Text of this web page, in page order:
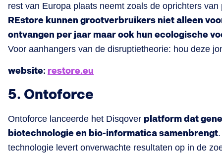
rest van Europa plaats neemt zoals de oprichters
REstore kunnen grootverbruikers niet alleen
ontvangen per jaar maar ook hun ecologische
Voor aanhangers van de disruptietheorie: hou deze
website: restore.eu
5. Ontoforce
Ontoforce lanceerde het Disqover platform dat
biotechnologie en bio-informatica samenbrengt
technologie levert onverwachte resultaten op in de